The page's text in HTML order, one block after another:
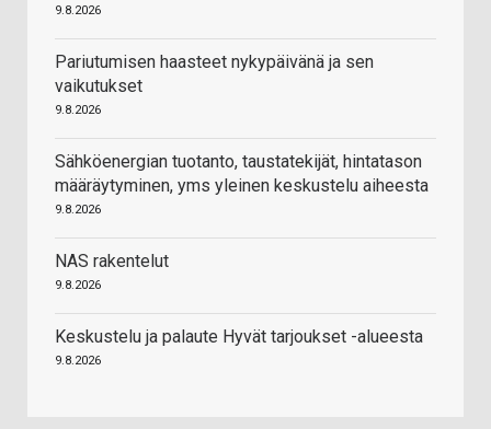
9.8.2026
Pariutumisen haasteet nykypäivänä ja sen
vaikutukset
9.8.2026
Sähköenergian tuotanto, taustatekijät, hintatason
määräytyminen, yms yleinen keskustelu aiheesta
9.8.2026
NAS rakentelut
9.8.2026
Keskustelu ja palaute Hyvät tarjoukset -alueesta
9.8.2026